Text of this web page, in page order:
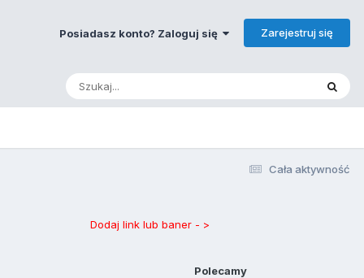
Posiadasz konto? Zaloguj się Zarejestruj się
Cała aktywność
Dodaj link lub baner - >
Polecamy